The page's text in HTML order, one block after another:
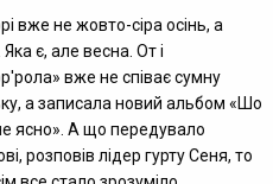
вже не жовто-сіра осінь, а
є, але весна. От і
вже не співає сумну
а записала новий альбом «Шо
ясно». А що передувало
розповів лідер гурту Сеня, то